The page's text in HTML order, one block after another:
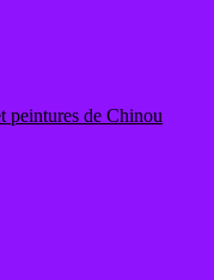
peintures de Chinou